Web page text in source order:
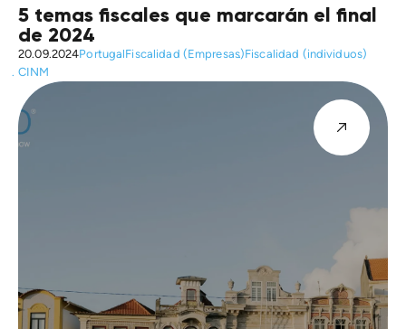
5 temas fiscales que marcarán el final
de 2024
20.09.2024PortugalFiscalidad (Empresas)Fiscalidad (individuos)
CINM